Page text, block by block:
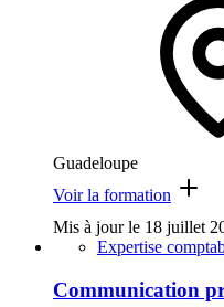
Guadeloupe
Voir la formation
Mis à jour le 18 juillet
Expertise
Communication